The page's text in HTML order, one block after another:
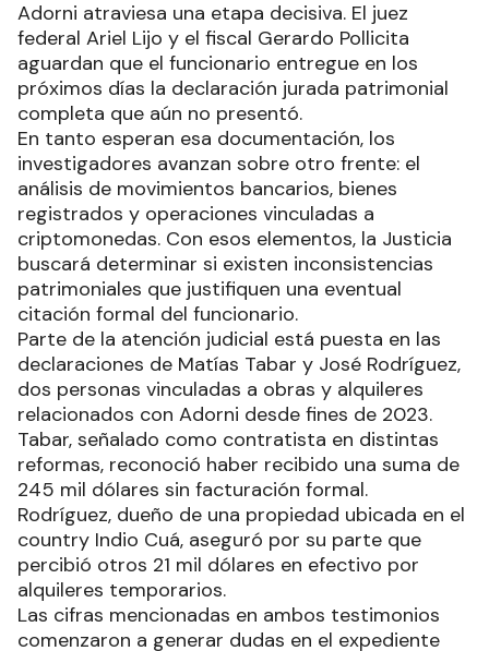
Adorni atraviesa una etapa decisiva. El juez
federal Ariel Lijo y el fiscal Gerardo Pollicita
aguardan que el funcionario entregue en los
próximos días la declaración jurada patrimonial
completa que aún no presentó.
En tanto esperan esa documentación, los
investigadores avanzan sobre otro frente: el
análisis de movimientos bancarios, bienes
registrados y operaciones vinculadas a
criptomonedas. Con esos elementos, la Justicia
buscará determinar si existen inconsistencias
patrimoniales que justifiquen una eventual
citación formal del funcionario.
Parte de la atención judicial está puesta en las
declaraciones de Matías Tabar y José Rodríguez,
dos personas vinculadas a obras y alquileres
relacionados con Adorni desde fines de 2023.
Tabar, señalado como contratista en distintas
reformas, reconoció haber recibido una suma de
245 mil dólares sin facturación formal.
Rodríguez, dueño de una propiedad ubicada en el
country Indio Cuá, aseguró por su parte que
percibió otros 21 mil dólares en efectivo por
alquileres temporarios.
Las cifras mencionadas en ambos testimonios
comenzaron a generar dudas en el expediente